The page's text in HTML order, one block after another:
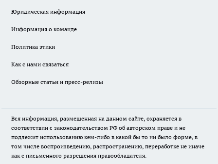
Юридическая информация
Информация о команде
Политика этики
Как с нами связаться
Обзорные статьи и пресс-релизы
Вся информация, размещенная на данном сайте, охраняется в
соответствии с законодательством РФ об авторском праве и не
подлежит использованию кем-либо в какой бы то ни было форме, в
том числе воспроизведению, распространению, переработке не иначе
как с письменного разрешения правообладателя.